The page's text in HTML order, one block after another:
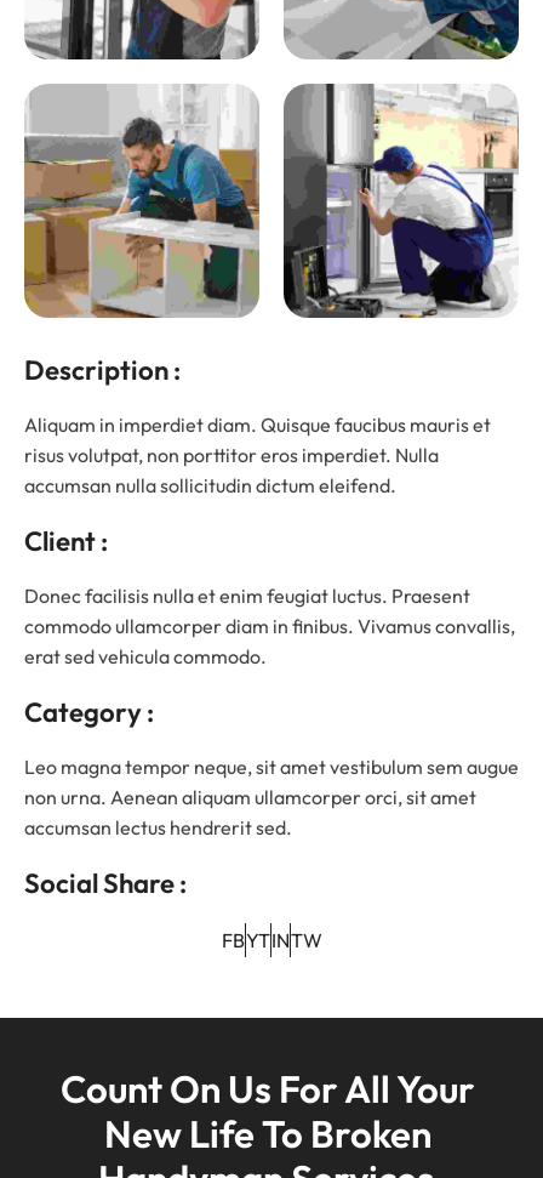
Description :
Aliquam in imperdiet diam. Quisque faucibus mauris et
risus volutpat, non porttitor eros imperdiet. Nulla
accumsan nulla sollicitudin dictum eleifend.
Client :
Donec facilisis nulla et enim feugiat luctus. Praesent
commodo ullamcorper diam in finibus. Vivamus convallis,
erat sed vehicula commodo.
Category :
Leo magna tempor neque, sit amet vestibulum sem augue
non urna. Aenean aliquam ullamcorper orci, sit amet
accumsan lectus hendrerit sed.
Social Share :
FBYTINTW
Count On Us For All Your
New Life To Broken